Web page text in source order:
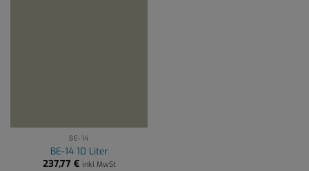
BE-14
BE-14 10 Liter
237,77 € inkl MwSt